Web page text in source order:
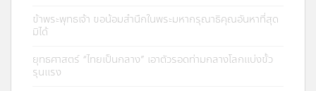
ข้าพระพุทธเจ้า ขอน้อมสำนึกในพระมหากรุณาธิคุณอันหาที่สุด
มิได้
ยุทธศาสตร์ “ไทยเป็นกลาง” เอาตัวรอดท่ามกลางโลกแบ่งขั้ว
รุนแรง